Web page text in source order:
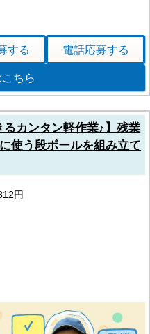
する 電話応募する
ちら
るカンタン軽作業♪】残業
使う段ボールを組み立て
円